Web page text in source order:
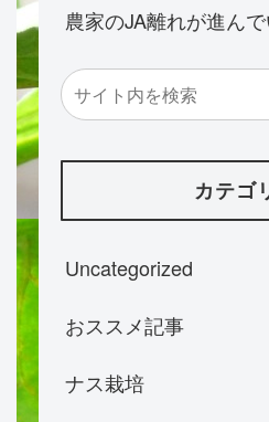
農家のJA離れが進ん
カテゴ
Uncategorized
おススメ記事
ナス栽培